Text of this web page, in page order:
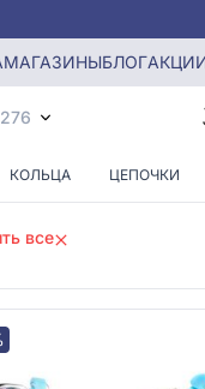
МАГАЗИНЫБЛОГ
КОЛЬЦА ЦЕПОЧКИ
с бриллиантами и
СЕРЬГИ
все